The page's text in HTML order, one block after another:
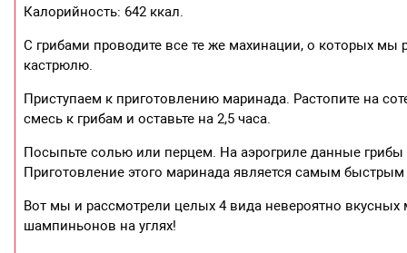
Калорийность: 642 ккал.
С грибами проводите все те же махинации, о которых мы
кастрюлю.
Приступаем к приготовлению маринада. Растопите на
смесь к грибам и оставьте на 2,5 часа.
Посыпьте солью или перцем. На аэрогриле данные грибы
Приготовление этого маринада является самым
Вот мы и рассмотрели целых 4 вида невероятно
шампиньонов на углях!